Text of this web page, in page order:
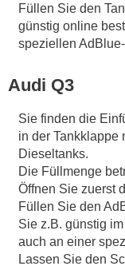
Füllen Sie den
günstig online
speziellen
Audi Q3
Sie finden die
in der Tankklappe
Dieseltanks.
Die Füllmenge
Öffnen Sie zuerst
Füllen Sie den
Sie z.B. günstig
auch an einer
Lassen Sie den